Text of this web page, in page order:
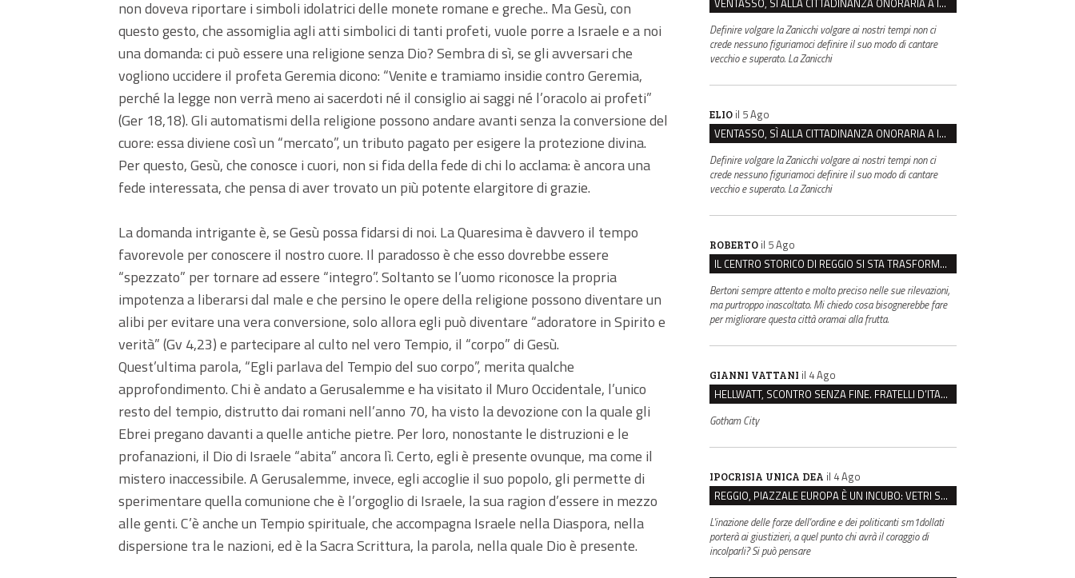
non doveva riportare i simboli idolatrici delle monete romane e greche.. Ma Gesù, con
questo gesto, che assomiglia agli atti simbolici di tanti profeti, vuole porre a Israele e a noi
una domanda: ci può essere una religione senza Dio? Sembra di sì, se gli avversari che
vogliono uccidere il profeta Geremia dicono: “Venite e tramiamo insidie contro Geremia,
perché la legge non verrà meno ai sacerdoti né il consiglio ai saggi né l’oracolo ai profeti”
(Ger 18,18). Gli automatismi della religione possono andare avanti senza la conversione del
cuore: essa diviene così un “mercato”, un tributo pagato per esigere la protezione divina.
Per questo, Gesù, che conosce i cuori, non si fida della fede di chi lo acclama: è ancora una
fede interessata, che pensa di aver trovato un più potente elargitore di grazie.
La domanda intrigante è, se Gesù possa fidarsi di noi. La Quaresima è davvero il tempo
favorevole per conoscere il nostro cuore. Il paradosso è che esso dovrebbe essere
“spezzato” per tornare ad essere “integro”. Soltanto se l’uomo riconosce la propria
impotenza a liberarsi dal male e che persino le opere della religione possono diventare un
alibi per evitare una vera conversione, solo allora egli può diventare “adoratore in Spirito e
verità” (Gv 4,23) e partecipare al culto nel vero Tempio, il “corpo” di Gesù.
Quest’ultima parola, “Egli parlava del Tempio del suo corpo”, merita qualche
approfondimento. Chi è andato a Gerusalemme e ha visitato il Muro Occidentale, l’unico
resto del tempio, distrutto dai romani nell’anno 70, ha visto la devozione con la quale gli
Ebrei pregano davanti a quelle antiche pietre. Per loro, nonostante le distruzioni e le
profanazioni, il Dio di Israele “abita” ancora lì. Certo, egli è presente ovunque, ma come il
mistero inaccessibile. A Gerusalemme, invece, egli accoglie il suo popolo, gli permette di
sperimentare quella comunione che è l’orgoglio di Israele, la sua ragion d’essere in mezzo
alle genti. C’è anche un Tempio spirituale, che accompagna Israele nella Diaspora, nella
dispersione tra le nazioni, ed è la Sacra Scrittura, la parola, nella quale Dio è presente.
Definire volgare la Zanicchi volgare ai nostri tempi non ci
crede nessuno figuriamoci definire il suo modo di cantare
vecchio e superato. La Zanicchi
ELIO il 5 Ago
VENTASSO, SÌ ALLA CITTADINANZA ONORARIA A IVA ZANICCHI. MA BARGIACCHI: “È DI PESSIMO GUSTO”
Definire volgare la Zanicchi volgare ai nostri tempi non ci
crede nessuno figuriamoci definire il suo modo di cantare
vecchio e superato. La Zanicchi
ROBERTO il 5 Ago
IL CENTRO STORICO DI REGGIO SI STA TRASFORMANDO, E NON IN MEGLIO
Bertoni sempre attento e molto preciso nelle sue rilevazioni,
ma purtroppo inascoltato. Mi chiedo cosa bisognerebbe fare
per migliorare questa città oramai alla frutta.
GIANNI VATTANI il 4 Ago
HELLWATT, SCONTRO SENZA FINE. FRATELLI D’ITALIA: “MILANI PORTA DOCUMENTI, DE FRANCO INSULTI”
Gotham City
IPOCRISIA UNICA DEA il 4 Ago
REGGIO, PIAZZALE EUROPA È UN INCUBO: VETRI SPACCATI E FURTI SULLE AUTO IN SOSTA
L'inazione delle forze dell'ordine e dei politicanti sm1dollati
porterà ai giustizieri, a quel punto chi avrà il coraggio di
incolparli? Si può pensare